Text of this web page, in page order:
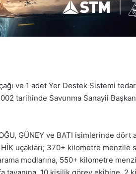
ve 1 adet Yer Destek Sistemi
tarihinde Savunma Sanayii
GÜNEY ve BATI isimlerinde dört
uçakları; 370+ kilometre menzile
modlarına, 550+ kilometre